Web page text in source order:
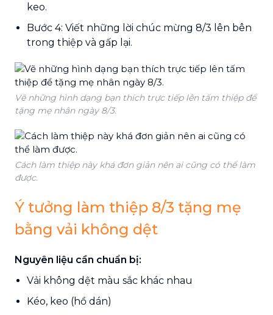
keo.
Bước 4: Viết những lời chúc mừng 8/3 lên bên
trong thiệp và gấp lại.
Vẽ những hình dạng bạn thích trực tiếp lên tấm thiệp để
tặng mẹ nhân ngày 8/3.
Cách làm thiệp này khá đơn giản nên ai cũng có thể làm
được.
Ý tưởng làm thiệp 8/3 tặng mẹ
bằng vải không dệt
Nguyên liệu cần chuẩn bị:
Vải không dệt màu sắc khác nhau
Kéo, keo (hồ dán)